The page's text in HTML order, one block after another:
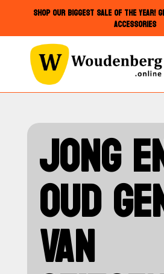
SHOP OUR BIGGEST SALE OF THE
ACCESSORIES
JONG
OUD
VAN